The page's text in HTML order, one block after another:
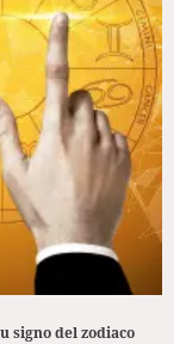
signo del zodiaco